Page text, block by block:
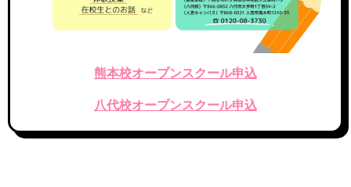
熊本校オープンスクール申込
八代校オープンスクール申込